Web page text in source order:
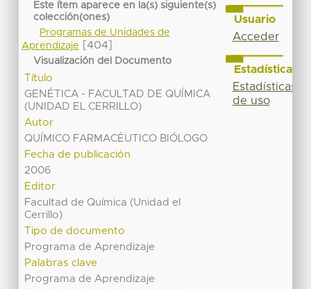
Este ítem aparece en la(s) siguiente(s)
colección(ones)
Programas de Unidades de
Aprendizaje
[404]
Visualización del Documento
Título
GENÉTICA - FACULTAD DE QUÍMICA
(UNIDAD EL CERRILLO)
Autor
QUÍMICO FARMACÉUTICO BIÓLOGO
Fecha de publicación
2006
Editor
Facultad de Química (Unidad el
Cerrillo)
Tipo de documento
Programa de Aprendizaje
Palabras clave
Programa de Aprendizaje
Usuario
Acceder
Estadísticas
Estadísticas
de uso